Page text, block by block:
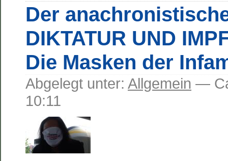
Der
DIKTATUR UND
Die Masken der
Abgelegt unter: Allgemein —
10:11